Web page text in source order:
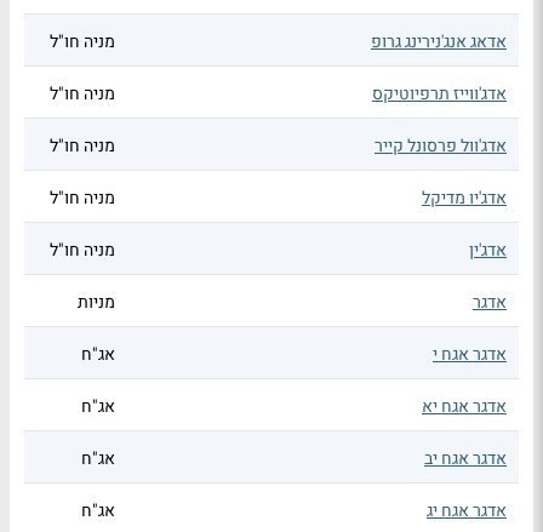
אדאג אנג'נירינג גרופ מניה חו"ל
אדג'ווייז תרפיוטיקס מניה חו"ל
אדג'וול פרסונל קייר מניה חו"ל
אדג'יו מדיקל מניה חו"ל
אדג'ין מניה חו"ל
אדגר מניות
אדגר אגח י אג"ח
אדגר אגח יא אג"ח
אדגר אגח יב אג"ח
אדגר אגח יג אג"ח